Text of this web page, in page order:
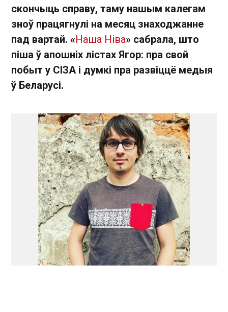
скончыць справу, таму нашым калегам
зноў працягнулі на месяц знаходжанне
пад вартай. «Наша Ніва» сабрала, што
піша ў апошніх лістах Ягор: пра свой
побыт у СІЗА і думкі пра развіццё медыя
ў Беларусі.